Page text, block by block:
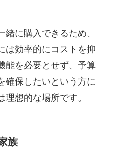
緒に購入できるため、
は効率的にコストを抑
能を必要とせず、予算
確保したいという方に
理想的な場所です。
族